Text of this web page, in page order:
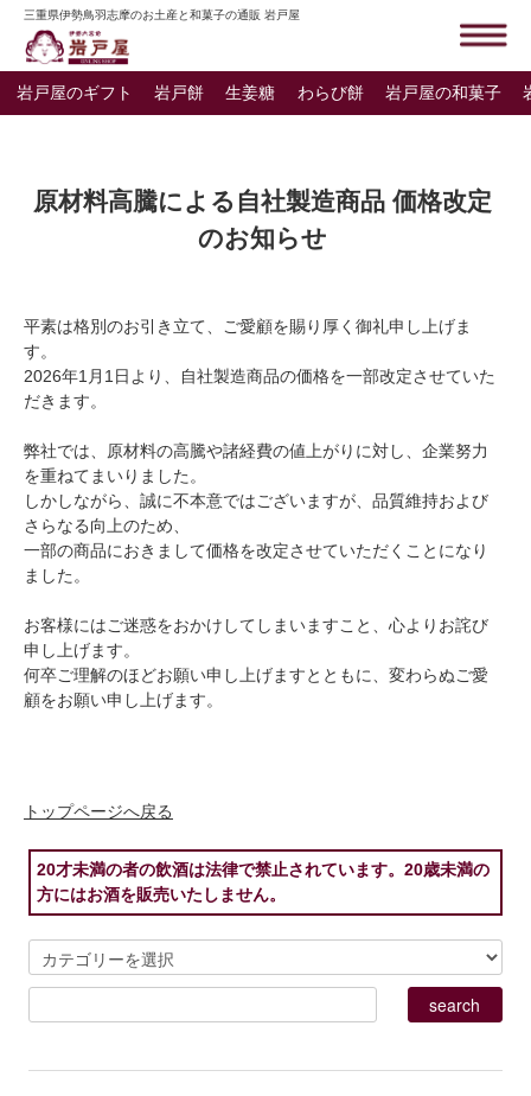
三重県伊勢鳥羽志摩のお土産と和菓子の通販 岩戸屋
岩戸屋のギフト 岩戸餅 生姜糖 わらび餅 岩戸屋の和菓子
原材料高騰による自社製造商品 価格改定
のお知らせ
平素は格別のお引き立て、ご愛顧を賜り厚く御礼申し上げま
す。
2026年1月1日より、自社製造商品の価格を一部改定させていた
だきます。
弊社では、原材料の高騰や諸経費の値上がりに対し、企業努力
を重ねてまいりました。
しかしながら、誠に不本意ではございますが、品質維持および
さらなる向上のため、
一部の商品におきまして価格を改定させていただくことになり
ました。
お客様にはご迷惑をおかけしてしまいますこと、心よりお詫び
申し上げます。
何卒ご理解のほどお願い申し上げますとともに、変わらぬご愛
顧をお願い申し上げます。
トップページへ戻る
20才未満の者の飲酒は法律で禁止されています。20歳未満の
方にはお酒を販売いたしません。